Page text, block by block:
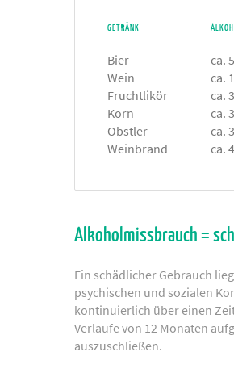
GETRÄNK
Bier ca.
Wein
ca.
Fruchtlikör
ca.
Korn
ca.
Obstler
ca.
Weinbrand
ca.
Alkoholmissbrauch =
Ein schädlicher Gebrauch
psychischen und sozialen
kontinuierlich über einen
Verlaufe von 12 Monaten
auszuschließen.